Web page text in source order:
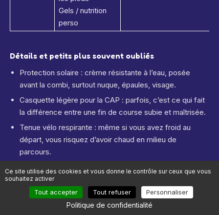
Gels / nutrition
perso
Détails et petits plus souvent oubliés
Protection solaire : crème résistante à l’eau, posée
avant la combi, surtout nuque, épaules, visage.
Casquette légère pour la CAP : parfois, c’est ce qui fait
la différence entre une fin de course subie et maîtrisée.
Tenue vélo respirante : même si vous avez froid au
départ, vous risquez d’avoir chaud en milieu de
parcours.
Plan nutrition écrit
On voit souvent des athlètes extrêmement pointus sur leur
vélo, leur FTP, leur VO2… Mais qui oublient la crème solaire,
la casquette, ou un simple plan “je mange quoi et à quel
Ce site utilise des cookies et vous donne le contrôle sur ceux que vous
souhaitez activer
Tout accepter Tout refuser Personnaliser
Politique de confidentialité